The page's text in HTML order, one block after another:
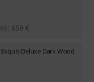
: 659 €
Exquis Deluxe Dark Wood